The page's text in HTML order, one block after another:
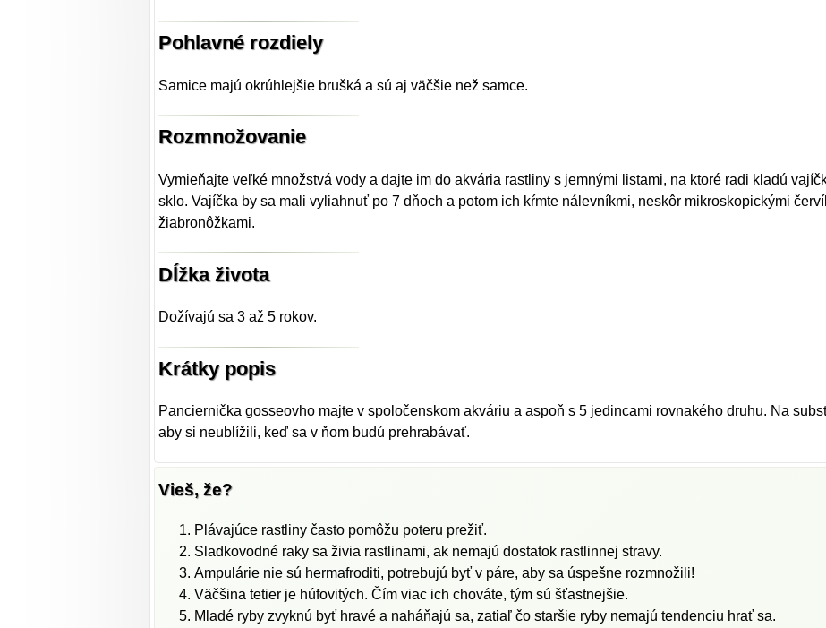
Pohlavné rozdiely
Samice majú okrúhlejšie brušká a sú aj väčšie než samce.
Rozmnožovanie
Vymieňajte veľké množstvá vody a dajte im do akvária rastliny s jemnými listami, na ktoré radi kladú
sklo. Vajíčka by sa mali vyliahnuť po 7 dňoch a potom ich kŕmte nálevníkmi, neskôr mikroskopickými
žiabronôžkami.
Dĺžka života
Dožívajú sa 3 až 5 rokov.
Krátky popis
Panciernička gosseovho majte v spoločenskom akváriu a aspoň s 5 jedincami rovnakého druhu. Na
aby si neublížili, keď sa v ňom budú prehrabávať.
Vieš, že?
Plávajúce rastliny často pomôžu poteru prežiť.
Sladkovodné raky sa živia rastlinami, ak nemajú dostatok rastlinnej stravy.
Ampulárie nie sú hermafroditi, potrebujú byť v páre, aby sa úspešne rozmnožili!
Väčšina tetier je húfovitých. Čím viac ich chováte, tým sú šťastnejšie.
Mladé ryby zvyknú byť hravé a naháňajú sa, zatiaľ čo staršie ryby nemajú tendenciu hrať sa.